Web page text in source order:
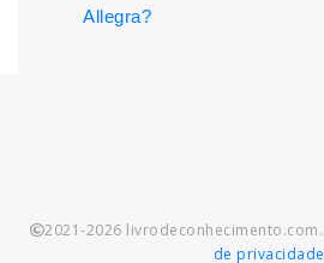
2021-2026 livrodeconhecimento.com.
de privacidade